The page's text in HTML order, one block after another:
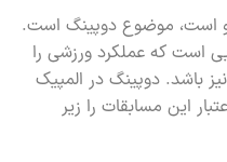
است، موضوع دوپینگ است.
است که عملکرد ورزشی را
باشد. دوپینگ در المپیک
این مسابقات را زیر